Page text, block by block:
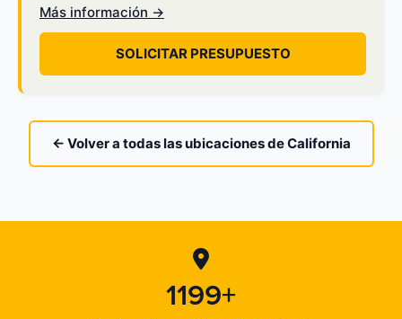
Más información →
SOLICITAR PRESUPUESTO
← Volver a todas las ubicaciones de California
1199+